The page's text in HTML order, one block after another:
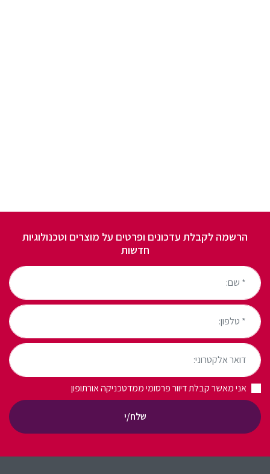
הרשמה לקבלת עדכונים ופרטים על מוצרים וטכנולוגיות
חדשות
* שם:
* טלפון:
דואר אלקטרוני:
אני מאשר קבלת דיוור פרסומי ממדטכניקה אורתופון
שלח/י